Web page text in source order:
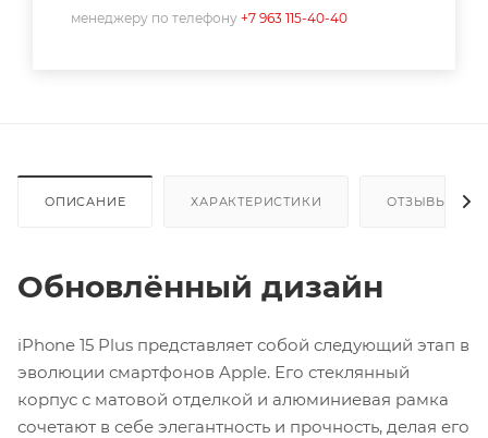
менеджеру по телефону +7 963 115-40-40
ОПИСАНИЕ ХАРАКТЕРИСТИКИ ОТЗЫВЫ
Обновлённый дизайн
iPhone 15 Plus представляет собой следующий этап в
эволюции смартфонов Apple. Его стеклянный
корпус с матовой отделкой и алюминиевая рамка
сочетают в себе элегантность и прочность, делая его